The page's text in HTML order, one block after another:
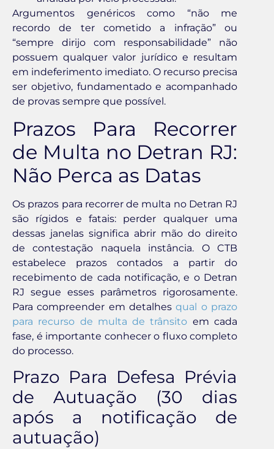
Argumentos genéricos como “não me
recordo de ter cometido a infração” ou
“sempre dirijo com responsabilidade” não
possuem qualquer valor jurídico e resultam
em indeferimento imediato. O recurso precisa
ser objetivo, fundamentado e acompanhado
de provas sempre que possível.
Prazos Para Recorrer
de Multa no Detran RJ:
Não Perca as Datas
Os prazos para recorrer de multa no Detran RJ
são rígidos e fatais: perder qualquer uma
dessas janelas significa abrir mão do direito
de contestação naquela instância. O CTB
estabelece prazos contados a partir do
recebimento de cada notificação, e o Detran
RJ segue esses parâmetros rigorosamente.
Para compreender em detalhesqual o prazo
para recurso de multa de trânsito em cada
fase, é importante conhecer o fluxo completo
do processo.
Prazo Para Defesa Prévia
de Autuação (30 dias
após a notificação de
autuação)